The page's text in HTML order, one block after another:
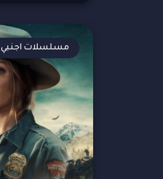
مسلسلات اجنبي